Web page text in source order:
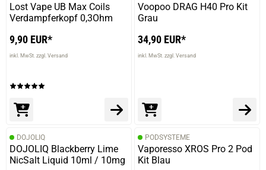
Lost Vape UB Max Coils
Verdampferkopf 0,3Ohm
9,90 EUR*
inkl. MwSt. zzgl. Versand
Voopoo DRAG H40 Pro Kit
Grau
34,90 EUR*
inkl. MwSt. zzgl. Versand
DOJOLIQ
DOJOLIQ Blackberry Lime
NicSalt Liquid 10ml / 10mg
PODSYSTEME
Vaporesso XROS Pro 2 Pod
Kit Blau